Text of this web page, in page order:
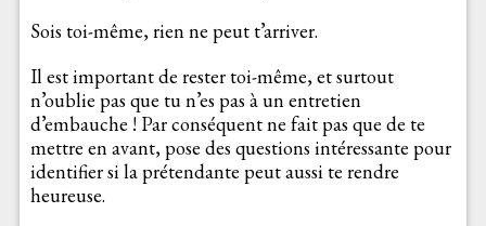
Sois toi-même, rien ne peut t’arriver.
Il est important de rester toi-même, et surtout
n’oublie pas que tu n’es pas à un entretien
d’embauche ! Par conséquent ne fait pas que de te
mettre en avant, pose des questions intéressante pour
identifier si la prétendante peut aussi te rendre
heureuse.